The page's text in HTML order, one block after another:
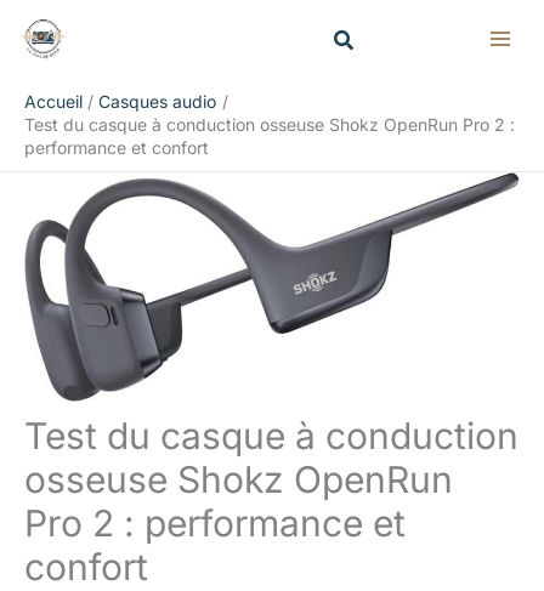
Accueil
Casques audio
Test du casque à conduction osseuse Shokz OpenRun Pro 2 :
performance et confort
Test du casque à conduction
osseuse Shokz OpenRun
Pro 2 : performance et
confort
Rechercher